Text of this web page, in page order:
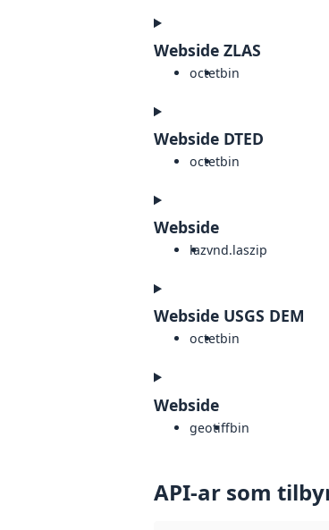
Webside ZLAS
octetbin
Webside DTED
octetbin
Webside
lazvnd.laszip
Webside USGS DEM
octetbin
Webside
geotiffbin
API-ar som